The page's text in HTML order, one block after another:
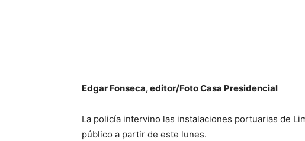
Edgar Fonseca, editor/Foto Casa Presidencial
La policía intervino las instalaciones portuarias de
público a partir de este lunes.